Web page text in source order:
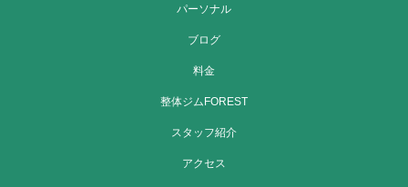
パーソナル
ブログ
料金
整体ジムFOREST
スタッフ紹介
アクセス